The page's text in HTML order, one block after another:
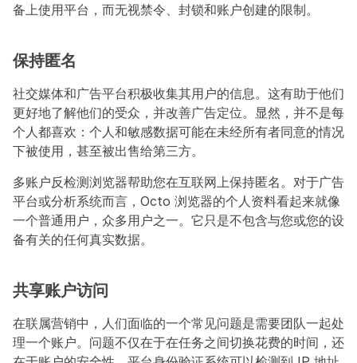
备上使用平台，而无视禁令、封锁和账户创建的限制。
保持匿名
社交媒体和广告平台积极收集其用户的信息。这有助于他们
更好地了解他们的受众，并改善广告定位。显然，并不是每
个人都喜欢：个人和敏感数据可能在未经所有者同意的情况
下被使用，甚至被出售给第三方。
多账户反检测浏览器帮助您在互联网上保持匿名。对于广告
平台或分析系统而言，Octo 浏览器的个人资料看起来就像
一个普通用户，众多用户之一。它只是不包含与您或您的设
备有关的任何真实数据。
共享账户访问
在联属营销中，人们面临的一个常见问题是需要团队一起处
理一个账户。问题不仅在于在任务之间切换花费的时间，还